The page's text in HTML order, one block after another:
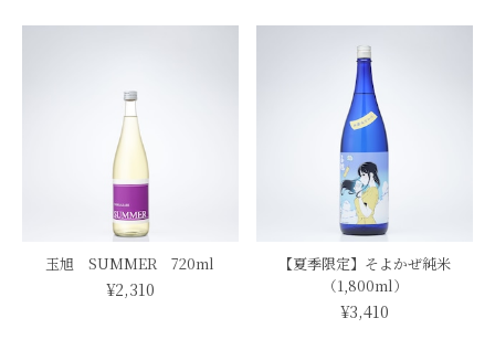
玉旭 SUMMER 720ml
¥2,310
【夏季限定】そよかぜ純米
（1,800ml）
¥3,410